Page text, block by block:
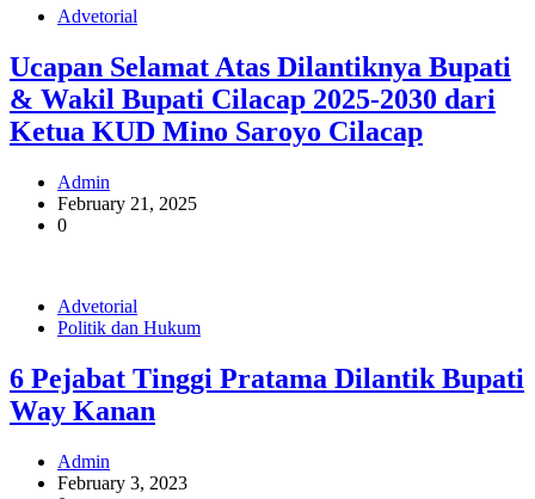
Advetorial
Ucapan Selamat Atas Dilantiknya Bupati
& Wakil Bupati Cilacap 2025-2030 dari
Ketua KUD Mino Saroyo Cilacap
Admin
February 21, 2025
0
Advetorial
Politik dan Hukum
6 Pejabat Tinggi Pratama Dilantik Bupati
Way Kanan
Admin
February 3, 2023